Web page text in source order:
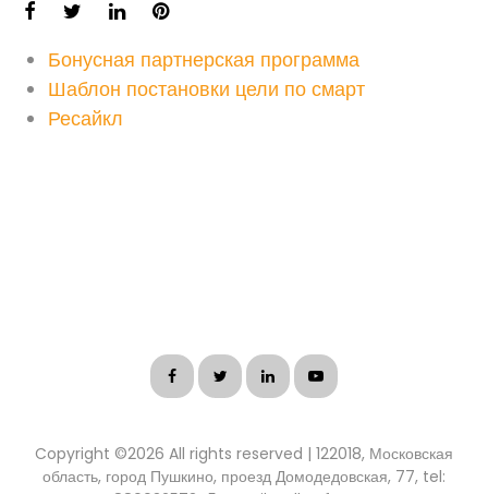
Бонусная партнерская программа
Шаблон постановки цели по смарт
Ресайкл
Copyright ©2026 All rights reserved | 122018, Московская
область, город Пушкино, проезд Домодедовская, 77, tel: